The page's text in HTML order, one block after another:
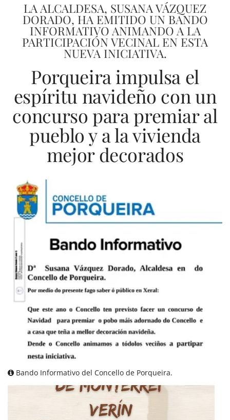
LA ALCALDESA, SUSANA VÁZQUEZ
DORADO, HA EMITIDO UN BANDO
INFORMATIVO ANIMANDO A LA
PARTICIPACIÓN VECINAL EN ESTA
NUEVA INICIATIVA.
Porqueira impulsa el
espíritu navideño con un
concurso para premiar al
pueblo y a la vivienda
mejor decorados
Bando Informativo del Concello de Porqueira.